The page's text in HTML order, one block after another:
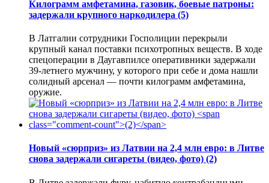
Килограмм амфетамина, газовик, боевые патроны:
задержали крупного наркодилера (5)
В Латгалии сотрудники Госполиции перекрыли
крупный канал поставки психотропных веществ. В ходе
спецоперации в Даугавпилсе оперативники задержали
39-летнего мужчину, у которого при себе и дома нашли
солидный арсенал — почти килограмм амфетамина,
оружие.
Новый «сюрприз» из Латвии на 2,4 млн евро: в Литве
снова задержали сигареты (видео, фото) (2)